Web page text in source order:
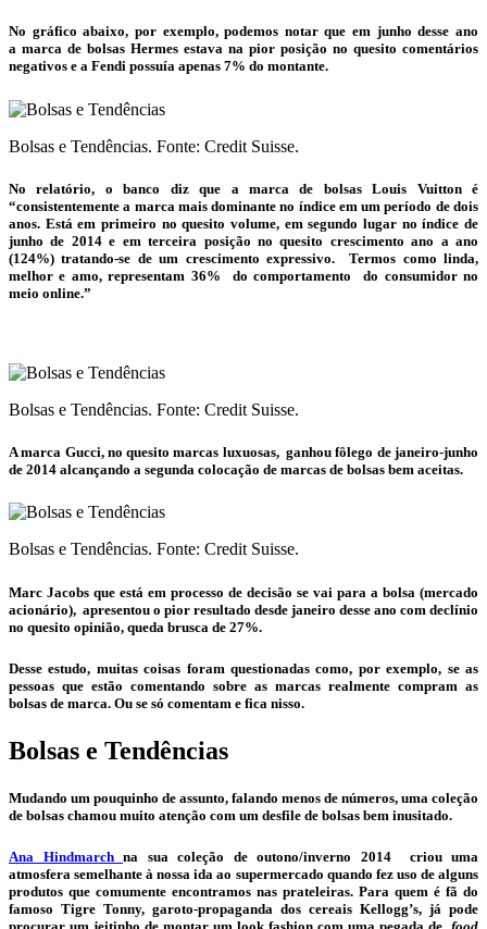
No gráfico abaixo, por exemplo, podemos notar que em junho desse ano
a marca de bolsas Hermes estava na pior posição no quesito comentários
negativos e a Fendi possuía apenas 7% do montante.
Bolsas e Tendências. Fonte: Credit Suisse.
No relatório, o banco diz que a marca de bolsasLouis Vuitton é
“consistentemente a marca mais dominante no índice em um período de dois
anos. Está em primeiro no quesito volume, em segundo lugar no índice de
junho de 2014 e em terceira posição no quesito crescimento ano a ano
(124%) tratando-se de um crescimento expressivo. Termos como linda,
melhor e amo, representam 36% do comportamento do consumidor no
meio online.”
Bolsas e Tendências. Fonte: Credit Suisse.
A marca Gucci, no quesito marcas luxuosas, ganhou fôlego de janeiro-junho
de 2014 alcançando a segunda colocação de marcas de bolsas bem aceitas.
Bolsas e Tendências. Fonte: Credit Suisse.
Marc Jacobs que está em processo de decisão se vai para a bolsa (mercado
acionário), apresentou o pior resultado desde janeiro desse ano com declínio
no quesito opinião, queda brusca de 27%.
Desse estudo, muitas coisas foram questionadas como, por exemplo, se as
pessoas que estão comentando sobre as marcas realmente compram as
bolsas de marca. Ou se só comentam e fica nisso.
Bolsas e Tendências
Mudando um pouquinho de assunto, falando menos de números, uma coleção
de bolsas chamou muito atenção com um desfile de bolsas bem inusitado.
Ana Hindmarch na sua coleção de outono/inverno 2014 criou uma
atmosfera semelhante à nossa ida ao supermercado quando fez uso de alguns
produtos que comumente encontramos nas prateleiras. Para quem é fã do
famoso Tigre Tonny, garoto-propaganda dos cereais Kellogg’s, já pode